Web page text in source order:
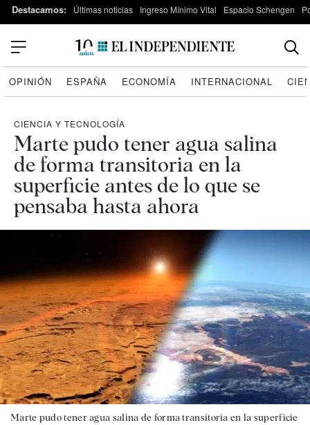
Destacamos: Últimas noticias Ingreso Mínimo Vital Espacio Schengen
OPINIÓN ESPAÑA ECONOMÍA INTERNACIONAL
CIENCIA Y TECNOLOGÍA
Marte pudo tener agua salina
de forma transitoria en la
superficie antes de lo que se
pensaba hasta ahora
Marte pudo tener agua salina de forma transitoria en la superficie